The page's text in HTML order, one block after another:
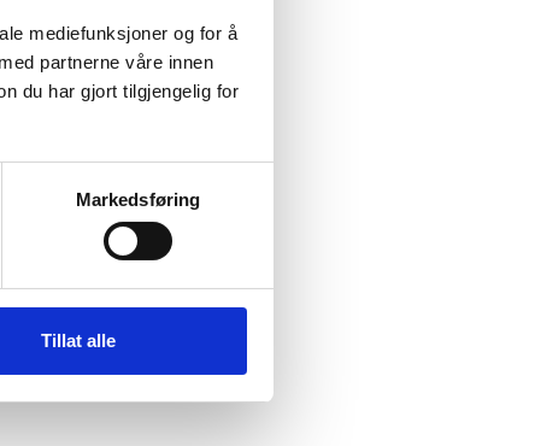
mediefunksjoner og for å
partnerne våre innen
du har gjort tilgjengelig for
Markedsføring
Tillat alle